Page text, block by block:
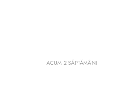
ACUM 2 SĂPTĂMÂNI